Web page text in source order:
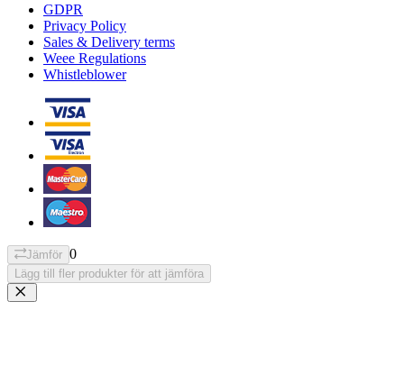
GDPR
Privacy Policy
Sales & Delivery terms
Weee Regulations
Whistleblower
Jämför 0
Lägg till fler produkter för att jämföra